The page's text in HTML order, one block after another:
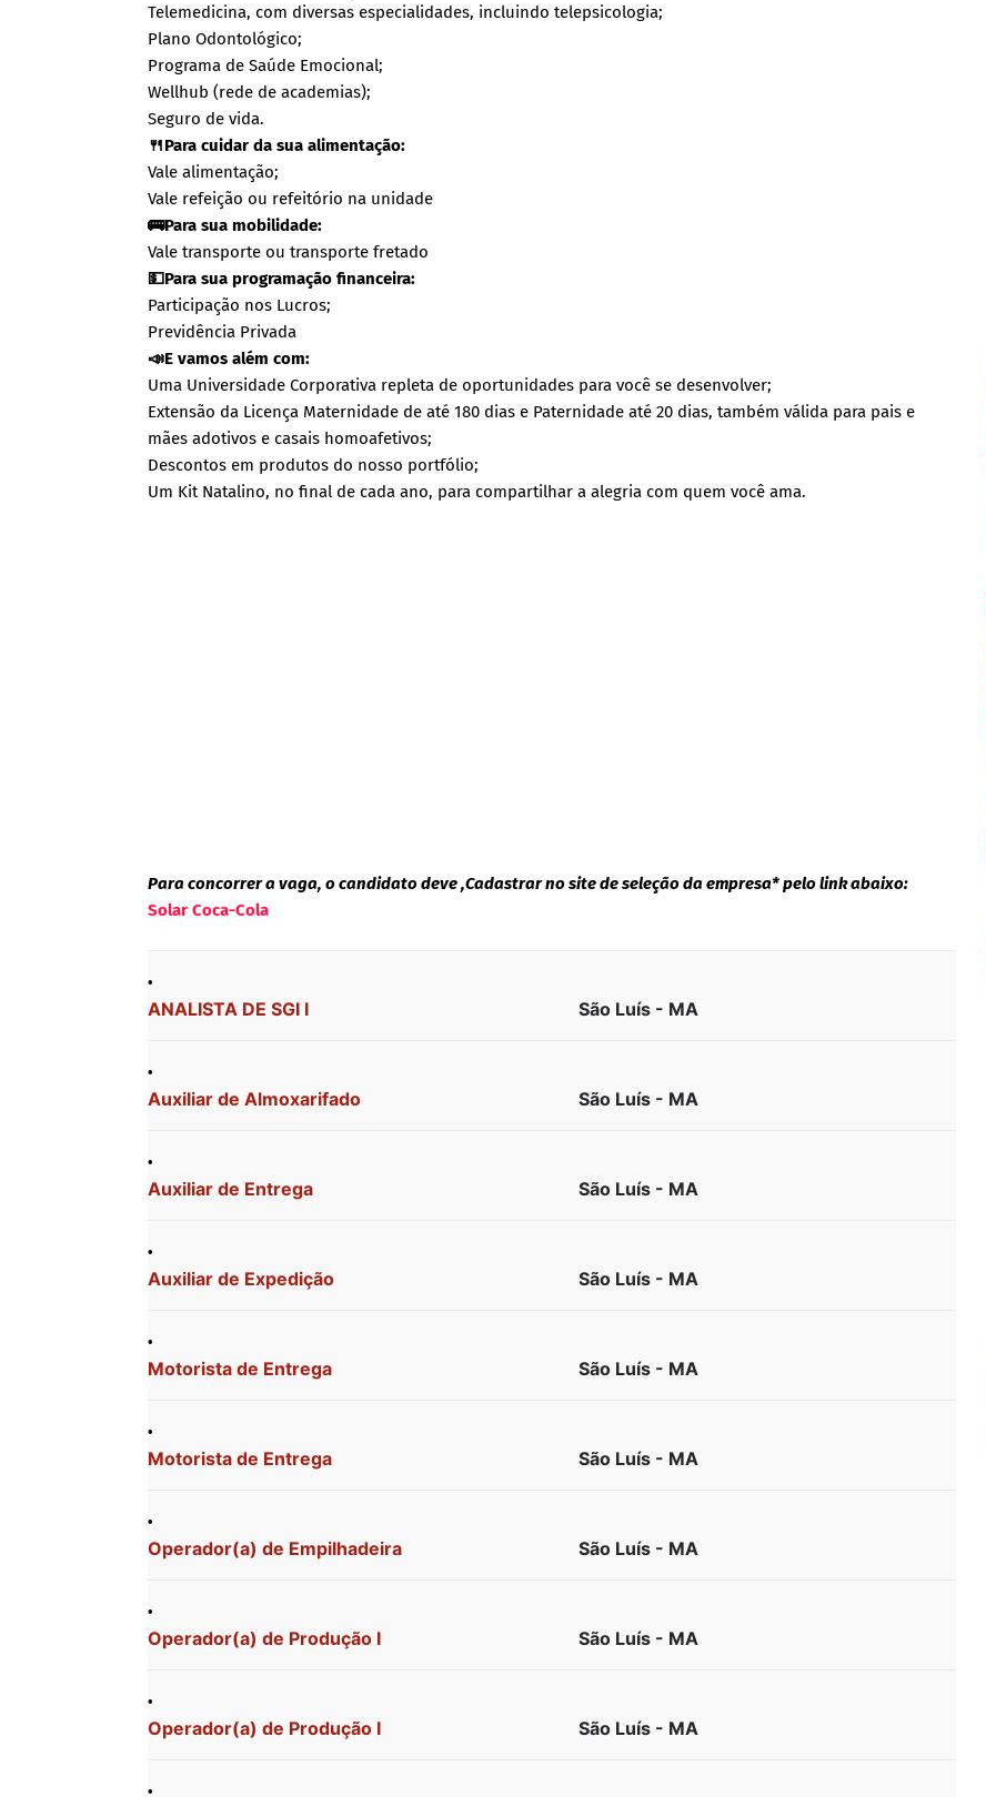
Telemedicina, com diversas especialidades, incluindo telepsicologia;
Plano Odontológico;
Programa de Saúde Emocional;
Wellhub (rede de academias);
Seguro de vida.
🍴Para cuidar da sua alimentação:
Vale alimentação;
Vale refeição ou refeitório na unidade
🚌Para sua mobilidade:
Vale transporte ou transporte fretado
💵Para sua programação financeira:
Participação nos Lucros;
Previdência Privada
📣E vamos além com:
Uma Universidade Corporativa repleta de oportunidades para você se desenvolver;
Extensão da Licença Maternidade de até 180 dias e Paternidade até 20 dias, também válida para pais e
mães adotivos e casais homoafetivos;
Descontos em produtos do nosso portfólio;
Um Kit Natalino, no final de cada ano, para compartilhar a alegria com quem você ama.
Para concorrer a vaga, o candidato deve ,Cadastrar no site de seleção da empresa* pelo link abaixo:
Solar Coca-Cola
ANALISTA DE SGI I São Luís - MA
Auxiliar de Almoxarifado São Luís - MA
Auxiliar de Entrega São Luís - MA
Auxiliar de Expedição São Luís - MA
Motorista de Entrega São Luís - MA
Motorista de Entrega São Luís - MA
Operador(a) de Empilhadeira São Luís - MA
Operador(a) de Produção I São Luís - MA
Operador(a) de Produção I São Luís - MA